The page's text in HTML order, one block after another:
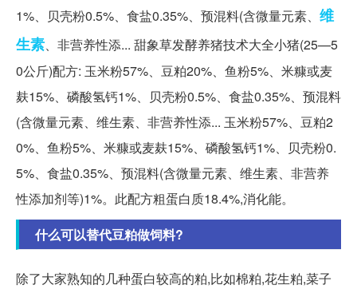
1%、贝壳粉0.5%、食盐0.35%、预混料(含微量元素、 维
生素、非营养性添... 甜象草发酵养猪技术大全小猪(25—5
0公斤)配方: 玉米粉57%、豆粕20%、鱼粉5%、米糠或麦
麸15%、磷酸氢钙1%、贝壳粉0.5%、食盐0.35%、预混料
(含微量元素、维生素、非营养性添... 玉米粉57%、豆粕2
0%、鱼粉5%、米糠或麦麸15%、磷酸氢钙1%、贝壳粉0.
5%、食盐0.35%、预混料(含微量元素、维生素、非营养
性添加剂等)1%。此配方粗蛋白质18.4%,消化能。
什么可以替代豆粕做饲料?
除了大家熟知的几种蛋白较高的粕,比如棉粕,花生粕,菜子